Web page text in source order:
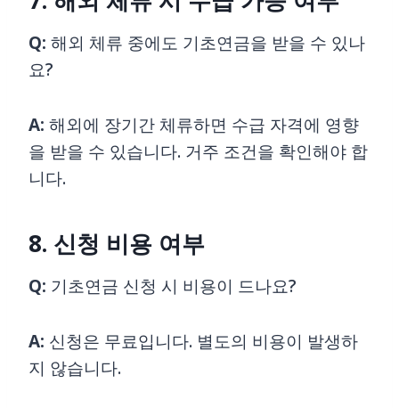
Q:해외 체류 중에도 기초연금을 받을 수 있나
요?
A:해외에 장기간 체류하면 수급 자격에 영향
을 받을 수 있습니다. 거주 조건을 확인해야 합
니다.
8. 신청 비용 여부
Q:기초연금 신청 시 비용이 드나요?
A:신청은 무료입니다. 별도의 비용이 발생하
지 않습니다.